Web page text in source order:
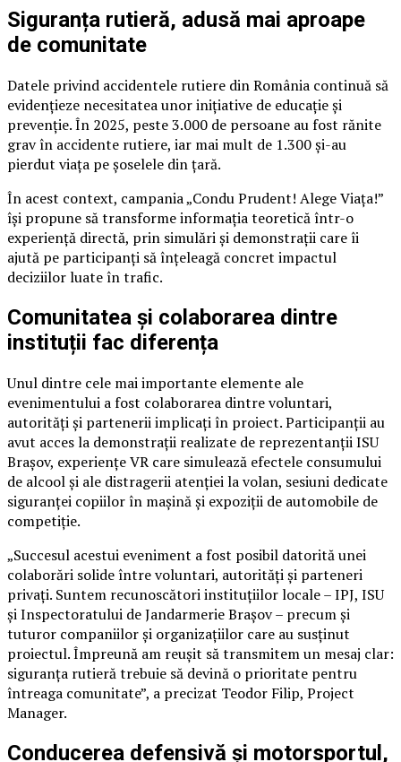
Siguranța rutieră, adusă mai aproape
de comunitate
Datele privind accidentele rutiere din România continuă să
evidențieze necesitatea unor inițiative de educație și
prevenție. În 2025, peste 3.000 de persoane au fost rănite
grav în accidente rutiere, iar mai mult de 1.300 și-au
pierdut viața pe șoselele din țară.
În acest context, campania „Condu Prudent! Alege Viața!”
își propune să transforme informația teoretică într-o
experiență directă, prin simulări și demonstrații care îi
ajută pe participanți să înțeleagă concret impactul
deciziilor luate în trafic.
Comunitatea și colaborarea dintre
instituții fac diferența
Unul dintre cele mai importante elemente ale
evenimentului a fost colaborarea dintre voluntari,
autorități și partenerii implicați în proiect. Participanții au
avut acces la demonstrații realizate de reprezentanții ISU
Brașov, experiențe VR care simulează efectele consumului
de alcool și ale distragerii atenției la volan, sesiuni dedicate
siguranței copiilor în mașină și expoziții de automobile de
competiție.
„Succesul acestui eveniment a fost posibil datorită unei
colaborări solide între voluntari, autorități și parteneri
privați. Suntem recunoscători instituțiilor locale – IPJ, ISU
și Inspectoratului de Jandarmerie Brașov – precum și
tuturor companiilor și organizațiilor care au susținut
proiectul. Împreună am reușit să transmitem un mesaj clar:
siguranța rutieră trebuie să devină o prioritate pentru
întreaga comunitate”, a precizat Teodor Filip, Project
Manager.
Conducerea defensivă și motorsportul,